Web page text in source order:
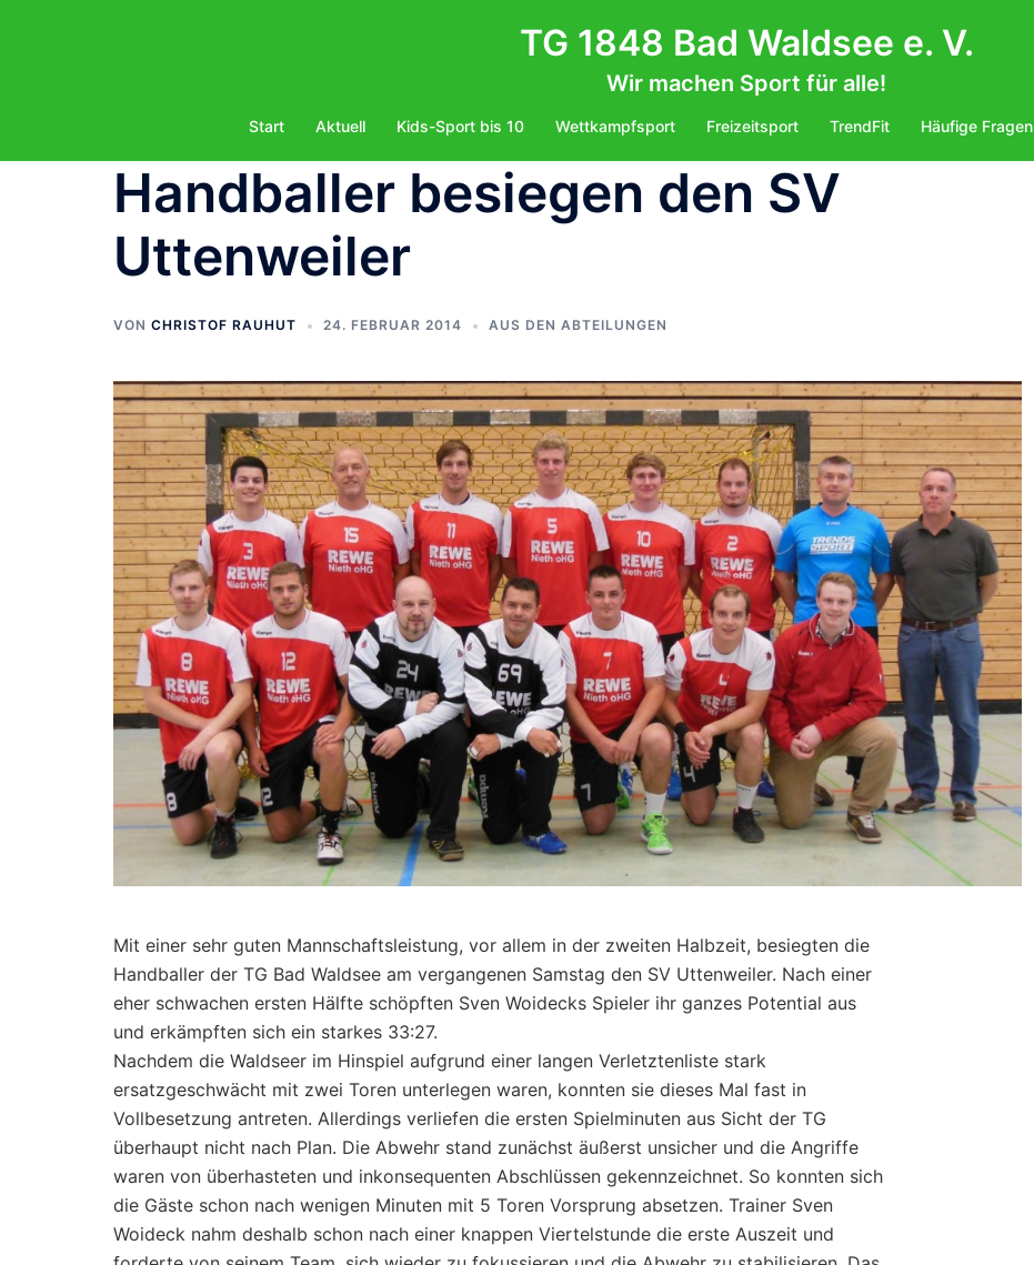
TG 1848 Bad Waldsee e. V.
Wir machen Sport für alle!
Start Aktuell Kids-Sport bis 10 Wettkampfsport Freizeitsport TrendFit Häufige Fragen
Handballer besiegen den SV
Uttenweiler
VON CHRISTOF RAUHUT 24. FEBRUAR 2014 AUS DEN ABTEILUNGEN
Mit einer sehr guten Mannschaftsleistung, vor allem in der zweiten Halbzeit, besiegten die
Handballer der TG Bad Waldsee am vergangenen Samstag den SV Uttenweiler. Nach einer
eher schwachen ersten Hälfte schöpften Sven Woidecks Spieler ihr ganzes Potential aus
und erkämpften sich ein starkes 33:27.
Nachdem die Waldseer im Hinspiel aufgrund einer langen Verletztenliste stark
ersatzgeschwächt mit zwei Toren unterlegen waren, konnten sie dieses Mal fast in
Vollbesetzung antreten. Allerdings verliefen die ersten Spielminuten aus Sicht der TG
überhaupt nicht nach Plan. Die Abwehr stand zunächst äußerst unsicher und die Angriffe
waren von überhasteten und inkonsequenten Abschlüssen gekennzeichnet. So konnten sich
die Gäste schon nach wenigen Minuten mit 5 Toren Vorsprung absetzen. Trainer Sven
Woideck nahm deshalb schon nach einer knappen Viertelstunde die erste Auszeit und